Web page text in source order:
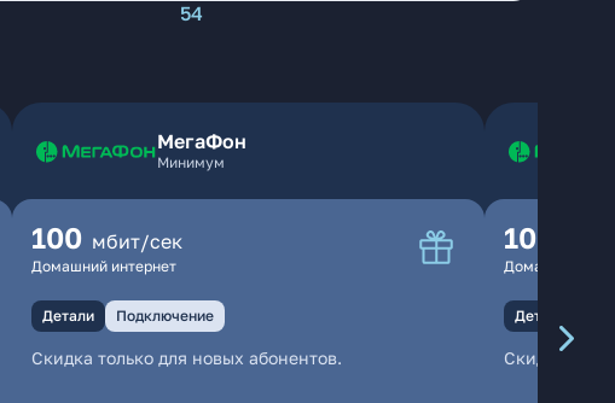
54
МегаФон
Минимум
100 мбит/сек
Домашний интернет
Детали Подключение
Скидка только для новых абонентов.
100
Домашний
Детали
Скидка